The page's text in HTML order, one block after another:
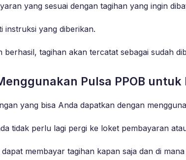
yang sesuai dengan tagihan yang ingin
instruksi yang diberikan.
berhasil, tagihan akan tercatat sebagai sudah
Pulsa PPOB
yang bisa Anda dapatkan dengan
tidak perlu lagi pergi ke loket pembayaran
membayar tagihan kapan saja dan di